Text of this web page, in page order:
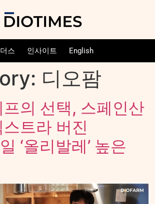
스 인사이트 English
디오팜
의 선택, 스페인산
트라 버진
‘올리발레’ 높은